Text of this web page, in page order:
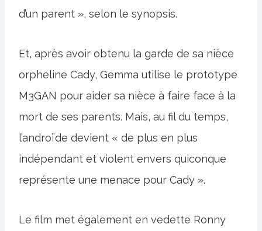
d’un parent », selon le synopsis.
Et, après avoir obtenu la garde de sa nièce
orpheline Cady, Gemma utilise le prototype
M3GAN pour aider sa nièce à faire face à la
mort de ses parents. Mais, au fil du temps,
l’androïde devient « de plus en plus
indépendant et violent envers quiconque
représente une menace pour Cady ».
Le film met également en vedette Ronny